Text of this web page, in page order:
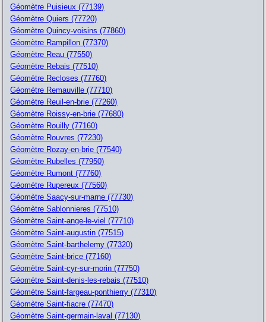
Géomètre Puisieux (77139)
Géomètre Quiers (77720)
Géomètre Quincy-voisins (77860)
Géomètre Rampillon (77370)
Géomètre Reau (77550)
Géomètre Rebais (77510)
Géomètre Recloses (77760)
Géomètre Remauville (77710)
Géomètre Reuil-en-brie (77260)
Géomètre Roissy-en-brie (77680)
Géomètre Rouilly (77160)
Géomètre Rouvres (77230)
Géomètre Rozay-en-brie (77540)
Géomètre Rubelles (77950)
Géomètre Rumont (77760)
Géomètre Rupereux (77560)
Géomètre Saacy-sur-marne (77730)
Géomètre Sablonnieres (77510)
Géomètre Saint-ange-le-viel (77710)
Géomètre Saint-augustin (77515)
Géomètre Saint-barthelemy (77320)
Géomètre Saint-brice (77160)
Géomètre Saint-cyr-sur-morin (77750)
Géomètre Saint-denis-les-rebais (77510)
Géomètre Saint-fargeau-ponthierry (77310)
Géomètre Saint-fiacre (77470)
Géomètre Saint-germain-laval (77130)